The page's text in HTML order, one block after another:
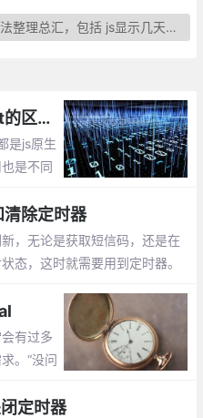
js显示几天前、几小时前或者几分钟前的方法
setInterval和setTimeout的区别以及setInterval越来越快问题的解决方法
是js原生
是不同
问题，
会随着
么会说
除定时器
，无论是获取短信码，还是在
态，这时就需要用到定时器。
有过多
。“没问
定时器